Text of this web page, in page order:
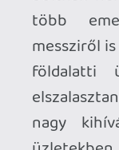
30 és 40 év
vagy
gyanakszom,
engem úgy
hobbija, így
szerelmesi és